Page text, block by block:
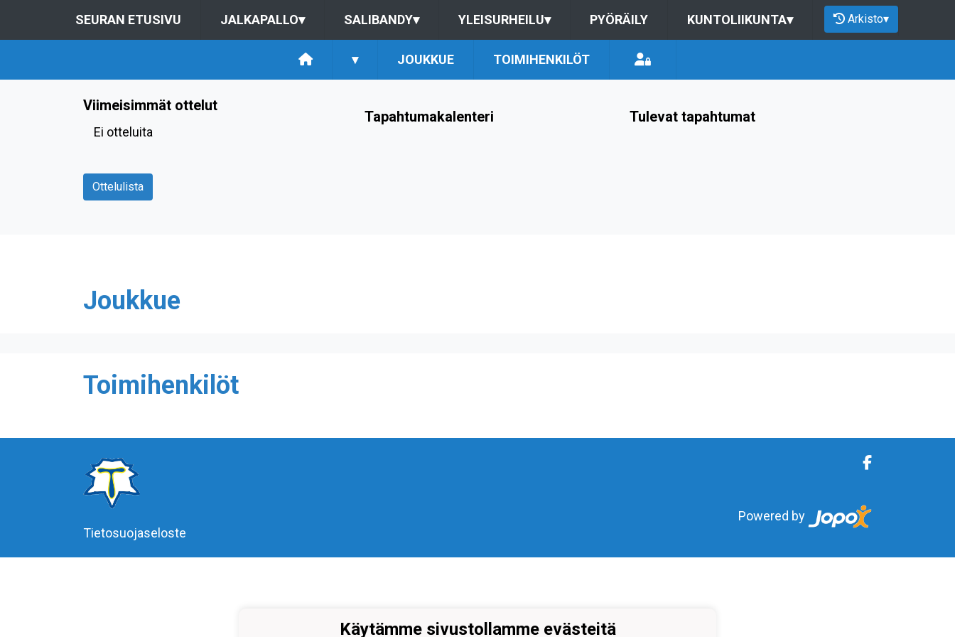
SEURAN ETUSIVU JALKAPALLO▾ SALIBANDY▾ YLEISURHEILU▾ PYÖRÄILY KUNTOLIIKUNTA▾ Arkisto▾
▾ JOUKKUE TOIMIHENKILÖT
Viimeisimmät ottelut
Ei otteluita
Ottelulista
Tapahtumakalenteri Tulevat tapahtumat
Joukkue
Toimihenkilöt
Tietosuojaseloste
Powered by
Käytämme sivustollamme evästeitä